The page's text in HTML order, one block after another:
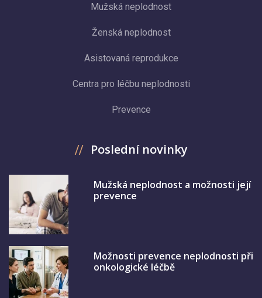
Mužská neplodnost
Ženská neplodnost
Asistovaná reprodukce
Centra pro léčbu neplodnosti
Prevence
Poslední novinky
Mužská neplodnost a možnosti její
prevence
Možnosti prevence neplodnosti při
onkologické léčbě